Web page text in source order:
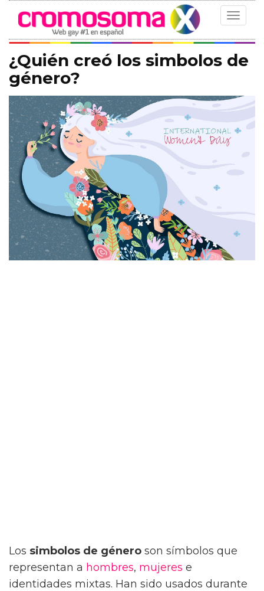
Toggle
¿Quién creó los simbolos de
género?
Los simbolos de género son símbolos que
representan a hombres, mujeres e
identidades mixtas. Han sido usados durante